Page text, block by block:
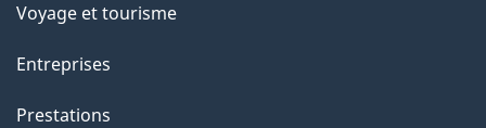
Voyage et tourisme
Entreprises
Prestations